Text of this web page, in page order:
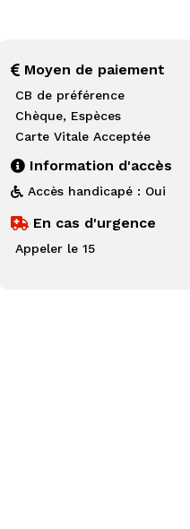
 Moyen de paiement
CB de préférence
Chèque, Espèces
Carte Vitale Acceptée
 Information d'accès
 Accès handicapé : Oui
 En cas d'urgence
Appeler le 15